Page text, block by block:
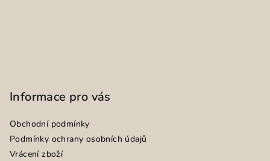
Informace pro vás
Obchodní podmínky
Podmínky ochrany osobních údajů
Vrácení zboží